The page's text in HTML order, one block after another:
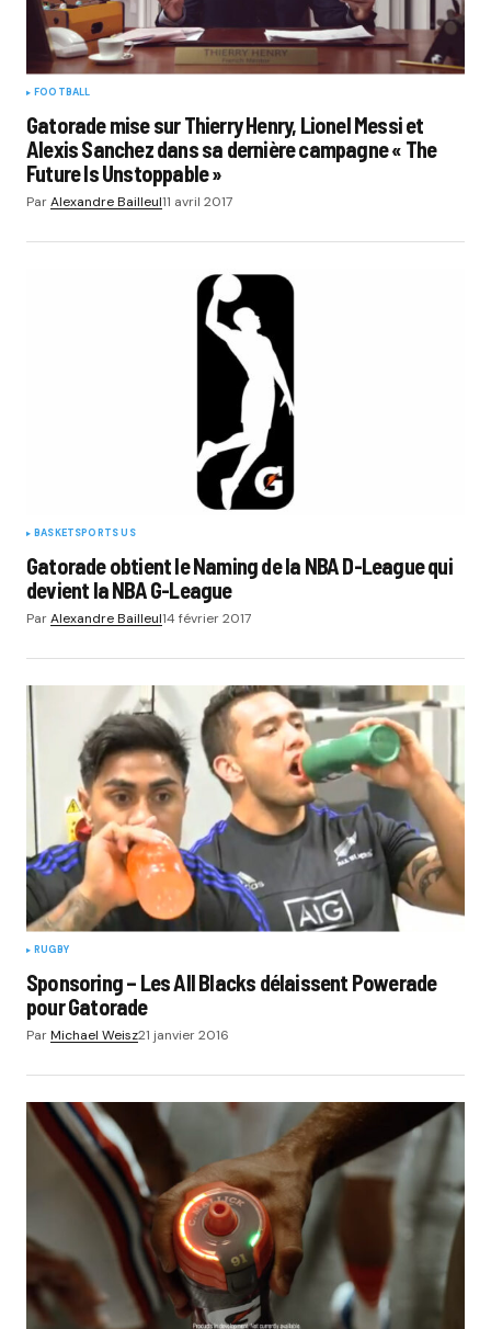
FOOTBALL
Gatorade mise sur Thierry Henry, Lionel Messi et
Alexis Sanchez dans sa dernière campagne « The
Future Is Unstoppable »
ParAlexandre Bailleul11 avril 2017
BASKETSPORTS US
Gatorade obtient le Naming de la NBA D-League qui
devient la NBA G-League
ParAlexandre Bailleul14 février 2017
RUGBY
Sponsoring – Les All Blacks délaissent Powerade
pour Gatorade
ParMichael Weisz21 janvier 2016